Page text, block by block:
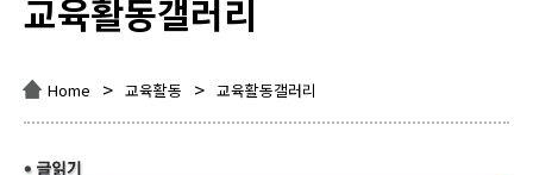
교육활동갤러리
Home > 교육활동 > 교육활동갤러리